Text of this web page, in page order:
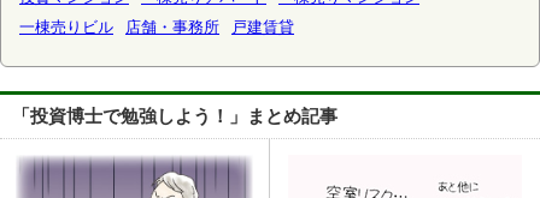
一棟売りビル
店舗・事務所 戸建賃貸
「投資博士で勉強しよう！」まとめ記事